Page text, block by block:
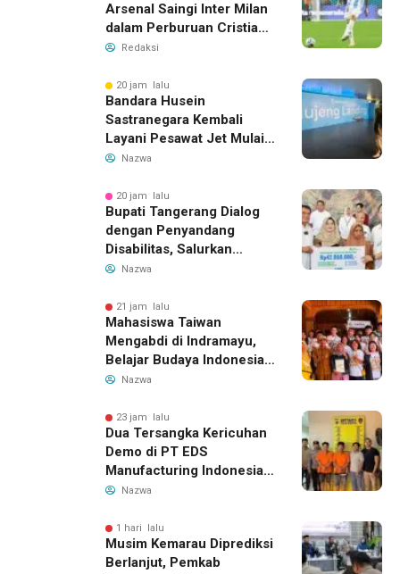
Arsenal Saingi Inter Milan
dalam Perburuan Cristian
Romero, Transfer Bek
Redaksi
20 jam lalu
Bandara Husein
Sastranegara Kembali
Layani Pesawat Jet Mulai
14 Agustus 2026, Garuda
Bandung-Denpasar
Nazwa
20 jam lalu
Bupati Tangerang Dialog
dengan Penyandang
Disabilitas, Salurkan
Bantuan dan Tampung
Nazwa
21 jam lalu
Mahasiswa Taiwan
Mengabdi di Indramayu,
Belajar Budaya Indonesia
dan Edukasi Pekerja
Nazwa
23 jam lalu
Dua Tersangka Kericuhan
Demo di PT EDS
Manufacturing Indonesia
Ditahan, Polda Banten
Pengelolaan Limbah
Nazwa
1 hari lalu
Musim Kemarau Diprediksi
Berlanjut, Pemkab